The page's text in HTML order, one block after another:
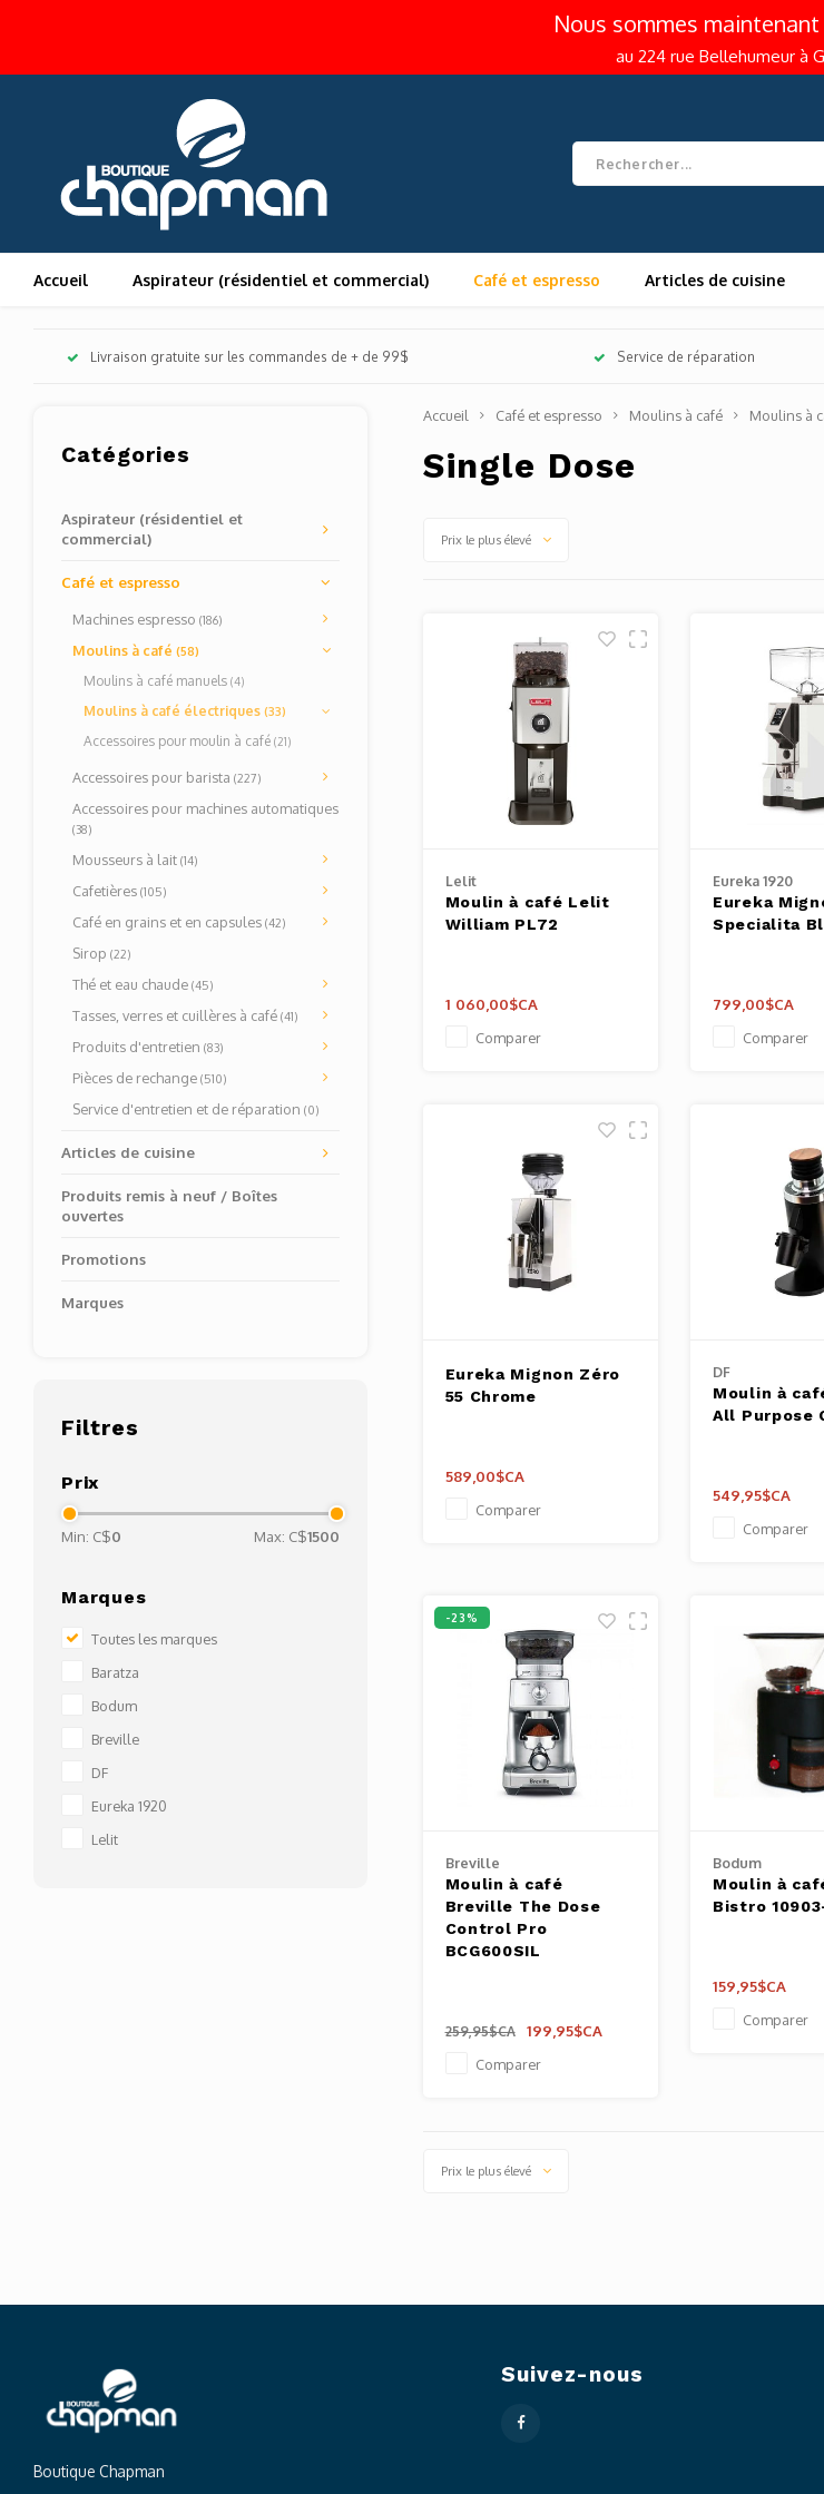
Nous sommes
au 224 rue Bellehumeur à
Accueil Aspirateur (résidentiel et commercial) Café et espresso Articles de cuisine
Livraison gratuite sur les commandes de + de 99$ Service de réparation
Catégories
Aspirateur (résidentiel et
commercial)
Café et espresso
Machines espresso (186)
Moulins à café (58)
Moulins à café manuels (4)
Moulins à café électriques (33)
Accessoires pour moulin à café (21)
Accessoires pour barista (227)
Accessoires pour machines automatiques
(38)
Mousseurs à lait (14)
Cafetières (105)
Café en grains et en capsules (42)
Sirop (22)
Thé et eau chaude (45)
Tasses, verres et cuillères à café (41)
Produits d'entretien (83)
Pièces de rechange (510)
Service d'entretien et de réparation (0)
Articles de cuisine
Produits remis à neuf / Boîtes
ouvertes
Promotions
Marques
Filtres
Prix
Min: C$0 Max: C$1500
Marques
Toutes les marques
Baratza
Bodum
Breville
DF
Eureka 1920
Lelit
Accueil Café et espresso Moulins à café Moulins à
Single Dose
Prix le plus élevé
Lelit
Moulin à café Lelit
William PL72
1 060,00$CA
Comparer
Eureka 1920
Eureka
Specialita
799,00$CA
Comparer
Eureka Mignon Zéro
55 Chrome
589,00$CA
Comparer
DF
Moulin à
All Purpose
549,95$CA
Comparer
-23%
Breville
Moulin à café
Breville The Dose
Control Pro
BCG600SIL
259,95$CA 199,95$CA
Comparer
Bodum
Moulin à
Bistro
159,95$CA
Comparer
Prix le plus élevé
Boutique Chapman
Suivez-nous